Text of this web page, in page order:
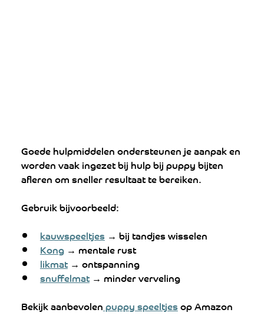
Goede hulpmiddelen ondersteunen je aanpak en
worden vaak ingezet bij hulp bij puppy bijten
afleren om sneller resultaat te bereiken.
Gebruik bijvoorbeeld:
kauwspeeltjes → bij tandjes wisselen
Kong → mentale rust
likmat → ontspanning
snuffelmat → minder verveling
Bekijk aanbevolen puppy speeltjes op Amazon